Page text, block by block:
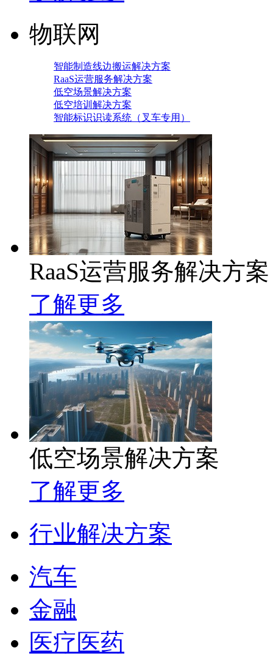
物联网
智能制造线边搬运解决方案
RaaS运营服务解决方案
低空场景解决方案
低空培训解决方案
智能标识识读系统（叉车专用）
RaaS运营服务解决方案
了解更多
低空场景解决方案
了解更多
行业解决方案
汽车
金融
医疗医药